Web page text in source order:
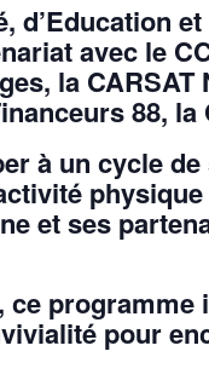
d’Education
avec le
la
88, la
à un cycle
et ses
, ce programme
pour